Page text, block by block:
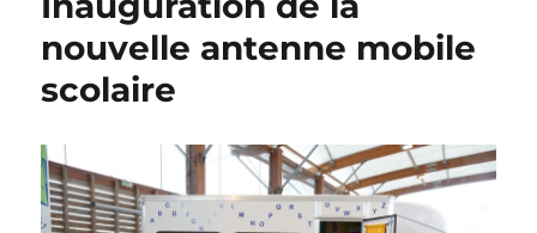
nouvelle antenne mobile
scolaire